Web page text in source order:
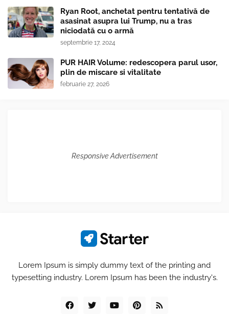
Ryan Root, anchetat pentru tentativă de
asasinat asupra lui Trump, nu a tras
niciodată cu o armă
septembrie 17, 2024
PUR HAIR Volume: redescopera parul usor,
plin de miscare si vitalitate
februarie 27, 2026
Responsive Advertisement
Lorem Ipsum is simply dummy text of the printing and
typesetting industry. Lorem Ipsum has been the industry's.